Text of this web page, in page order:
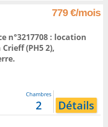
779 €/mois
n°3217708 : location
Crieff(PH5 2),
.
Chambres
2 Détails